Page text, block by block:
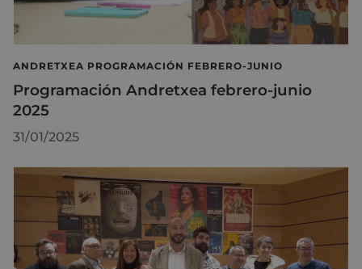
ANDRETXEA PROGRAMACIÓN FEBRERO-JUNIO
Programación Andretxea febrero-junio
2025
31/01/2025